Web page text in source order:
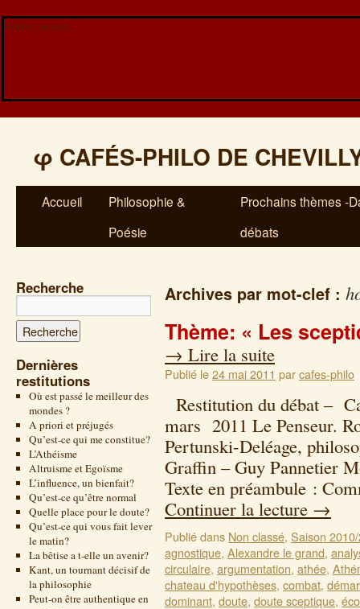
Veuillez patienter...
φ CAFÉS-PHILO DE
Accueil
Philosophie &
Poésie
Prochains thèmes -
débats
Recherche
Dernières
restitutions
Où est passé le meilleur des
mondes ?
A priori et préjugés
Qu’est-ce qui me constitue?
L’Athéisme
Altruisme et Egoïsme
L’influence, un bienfait?
Qu’est-ce qu’être normal
Quelle place pour le doute?
Qu’est-ce qui vous fait lever
le matin?
La bêtise a t-elle un avenir?
Kant, un tournant décisif de
la philosophie
Peut-on être authentique en
Archives par mot-clef :
Thème: « Les
→ Lire la suite
Publié le24 mai 2011 parcafes-philo
Restitution du débat –
mars 2011 Le Penseur.
Pertunski-Deléage,
Graffin – Guy Pannetier
Texte en préambule :
Continuer la lecture →
Publié dans Non classé, Saison
agnostique, Alexandre le grand,
circulaire, argumentation, athée,
chateau d'hypothèses, combat,
dominant, doute, doute sceptique,